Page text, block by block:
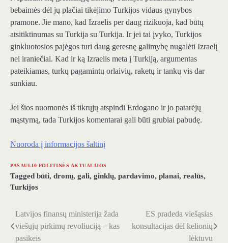
bebaimės dėl jų plačiai tikėjimo Turkijos vidaus gynybos
pramone. Jie mano, kad Izraelis per daug rizikuoja, kad būtų
atsitiktinumas su Turkija su Turkija. Ir jei tai įvyko, Turkijos
ginkluotosios pajėgos turi daug geresnę galimybę nugalėti Izraelį
nei iraniečiai. Kad ir ką Izraelis meta į Turkiją, argumentas
pateikiamas, turkų pagamintų orlaivių, raketų ir tankų vis dar
sunkiau.
Jei šios nuomonės iš tikrųjų atspindi Erdogano ir jo patarėjų
mąstymą, tada Turkijos komentarai gali būti grubiai pabudę.
Nuoroda į informacijos šaltinį
PASAULI0 POLITINĖS AKTUALIJOS
Tagged būti, dronų, gali, ginklų, pardavimo, planai, realūs,
Turkijos
Navigacija
tarp
Latvijos finansų ministerija žada
viešųjų pirkimų revoliuciją – kas
pasikeis
ES pradeda viešąsias
konsultacijas dėl kelionių
lėktuvu